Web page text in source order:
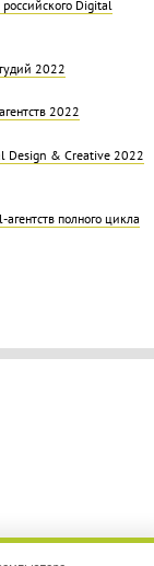
российского Digital
2022
2022
Design & Creative 2022
полного цикла